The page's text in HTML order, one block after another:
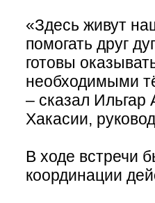
«Здесь живут
помогать друг
готовы
необходимыми
– сказал
Хакасии,
В ходе встречи
координации